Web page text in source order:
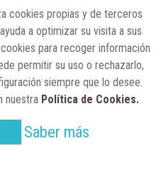
cookies propias y de terceros
a optimizar su visita a sus
para recoger información
permitir su uso o rechazarlo,
siempre que lo desee.
nuestra Política de Cookies.
Saber más